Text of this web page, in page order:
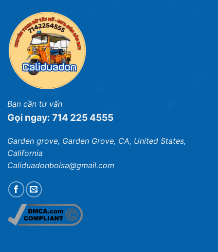
Bạn cần tư vấn
Gọi ngay: 714 225 4555
Garden grove, Garden Grove, CA, United States,
California
Caliduadonbolsa@gmail.com